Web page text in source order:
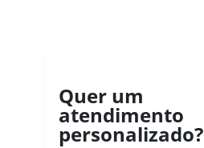
Quer um
atendimento
personalizado?